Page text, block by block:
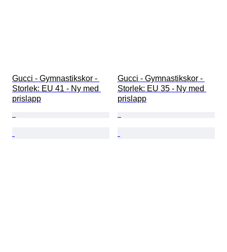
Gucci - Gymnastikskor -
Storlek: EU 41 - Ny med
prislapp
Gucci - Gymnastikskor -
Storlek: EU 35 - Ny med
prislapp